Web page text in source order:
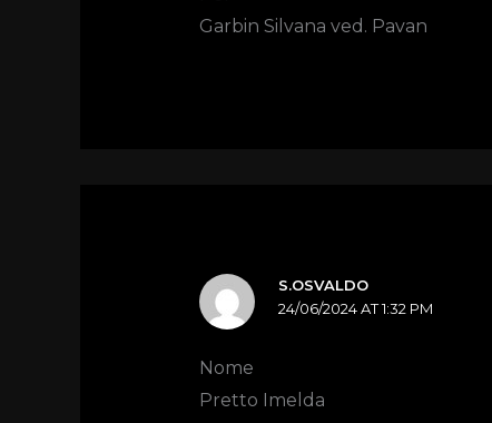
Garbin Silvana ved. Pavan
S.OSVALDO
24/06/2024 AT 1:32 PM
Nome
Pretto Imelda